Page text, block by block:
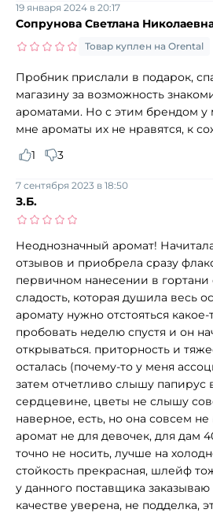
Сопрунова Светлана
19 января 2024 в 20:17
Товар куплен на Orental
Пробник прислали в подарок,
магазину за возможность
ароматами. Но с этим брендом у
мне ароматы их не нравятся, к
1
3
З.Б.
7 сентября 2023 в 18:50
Неоднозначный аромат!
отзывов и приобрела сразу
первичном нанесении в гортани
сладость, которая душила весь
аромату нужно отстояться
пробовать неделю спустя и он
открываться. приторность и
осталась (почему-то у меня
затем отчетливо слышу папирус
сердцевине, цветы не слышу
наверное, есть, но она совсем
аромат не для девочек, для дам
точно не носить, лучше на
стойкость прекрасная, шлейф
у данного поставщика
качестве уверена, не подделка,